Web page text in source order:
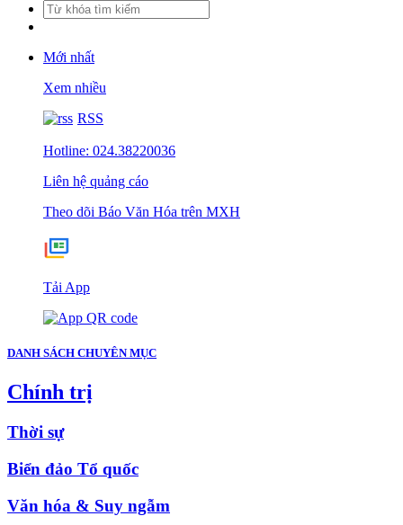
Mới nhất
Xem nhiều
RSS
Hotline: 024.38220036
Liên hệ quảng cáo
Theo dõi Báo Văn Hóa trên MXH
Tải App
DANH SÁCH CHUYÊN MỤC
Chính trị
Thời sự
Biển đảo Tổ quốc
Văn hóa & Suy ngẫm